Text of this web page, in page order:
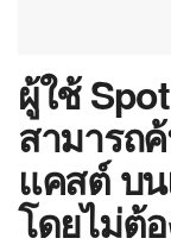
ผู้ใช้
สามารถ
แคสต์ บ
โดยไม่ต้